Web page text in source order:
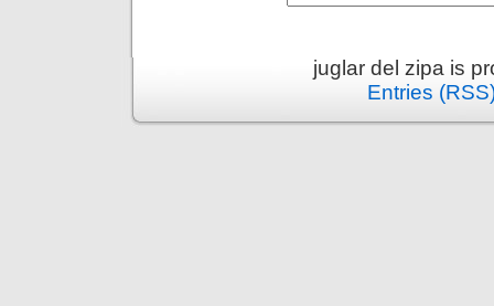
juglar del zipa is
Entries